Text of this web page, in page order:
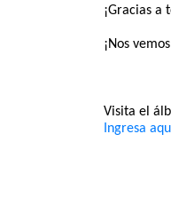
¡Gracias a
¡Nos
Visita el
Ingresa